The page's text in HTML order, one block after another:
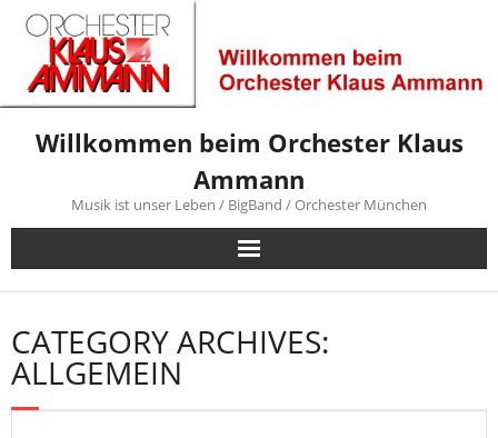
Willkommen beim Orchester Klaus
Ammann
Musik ist unser Leben / BigBand / Orchester München
CATEGORY ARCHIVES:
ALLGEMEIN